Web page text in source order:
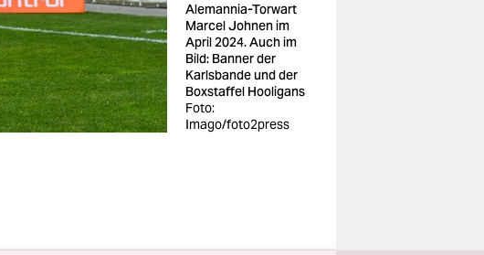
Alemannia-Torwart
Marcel Johnen im
April 2024. Auch im
Bild: Banner der
Karlsbande und der
Boxstaffel Hooligans
Foto:
Imago/foto2press